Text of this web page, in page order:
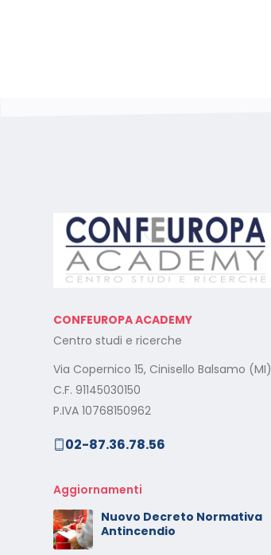
CONFEUROPA ACADEMY
Centro studi e ricerche
Via Copernico 15, Cinisello Balsamo (MI)
C.F. 91145030150
P.IVA 10768150962
02-87.36.78.56
Aggiornamenti
Nuovo Decreto Normativa
Antincendio
Calendario Corsi
Videoconferenza Novembre
– Dicembre 2025
Il rilascio degli attestati di
formazione: è un diritto dei
lavoratori
Calendario Corsi
Videoconferenza
Settembre – Ottobre 2025
Calendario Corsi